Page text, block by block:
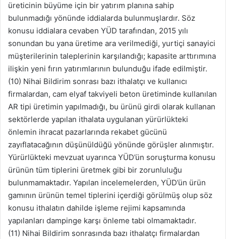
üreticinin büyüme için bir yatırım planına sahip
bulunmadığı yönünde iddialarda bulunmuşlardır. Söz
konusu iddialara cevaben YÜD tarafından, 2015 yılı
sonundan bu yana üretime ara verilmediği, yurtiçi sanayici
müşterilerinin taleplerinin karşılandığı; kapasite arttırımına
ilişkin yeni fırın yatırımlarının bulunduğu ifade edilmiştir.
(10) Nihai Bildirim sonrası bazı ithalatçı ve kullanıcı
firmalardan, cam elyaf takviyeli beton üretiminde kullanılan
AR tipi üretimin yapılmadığı, bu ürünü girdi olarak kullanan
sektörlerde yapılan ithalata uygulanan yürürlükteki
önlemin ihracat pazarlarında rekabet gücünü
zayıflatacağının düşünüldüğü yönünde görüşler alınmıştır.
Yürürlükteki mevzuat uyarınca YÜD’ün soruşturma konusu
ürünün tüm tiplerini üretmek gibi bir zorunluluğu
bulunmamaktadır. Yapılan incelemelerden, YÜD’ün ürün
gamının ürünün temel tiplerini içerdiği görülmüş olup söz
konusu ithalatın dahilde işleme rejimi kapsamında
yapılanları dampinge karşı önleme tabi olmamaktadır.
(11) Nihai Bildirim sonrasında bazı ithalatçı firmalardan